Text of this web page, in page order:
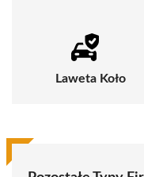
Laweta Koło